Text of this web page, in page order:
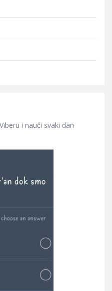
i nauči svaki dan